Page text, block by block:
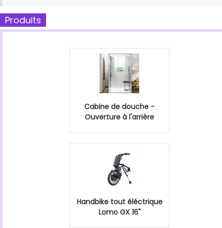
Produits
Cabine de douche -
Ouverture à l'arrière
Handbike tout éléctrique
Lomo GX 16"